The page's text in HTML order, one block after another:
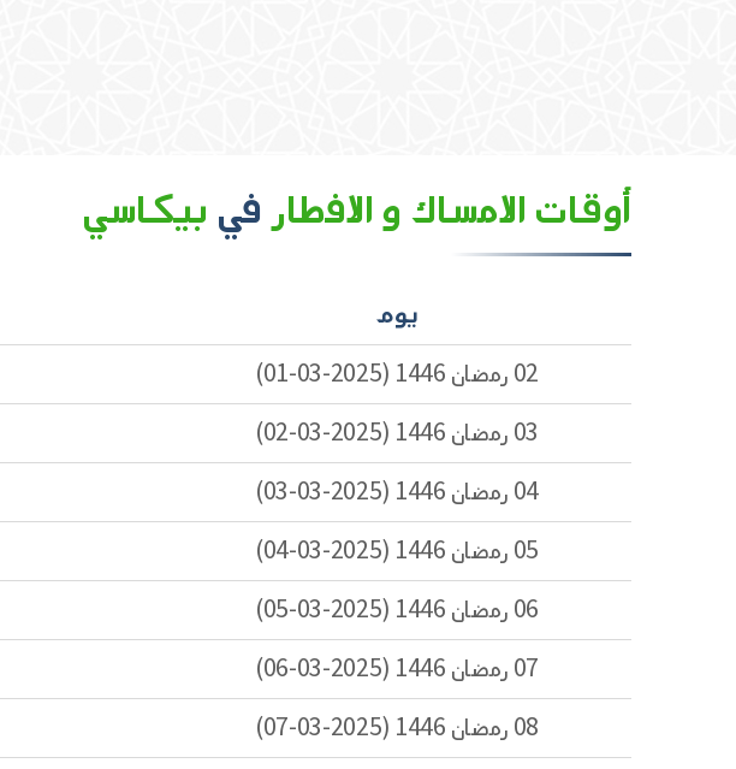
أوقات الامساك و الافطار في بيكاسي
يوم
02 رمضان 1446 (2025-03-01)
03 رمضان 1446 (2025-03-02)
04 رمضان 1446 (2025-03-03)
05 رمضان 1446 (2025-03-04)
06 رمضان 1446 (2025-03-05)
07 رمضان 1446 (2025-03-06)
08 رمضان 1446 (2025-03-07)